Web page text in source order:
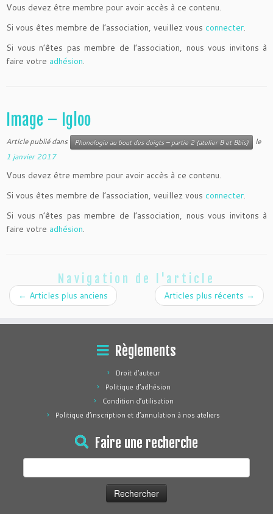
Vous devez être membre pour avoir accès à ce contenu.
Si vous êtes membre de l’association, veuillez vous connecter.
Si vous n’êtes pas membre de l’association, nous vous invitons à
faire votre adhésion.
Image – Igloo
Article publié dans Phonologie au bout des doigts – partie 2 (atelier B et Bbis)
le
1 janvier 2017
Vous devez être membre pour avoir accès à ce contenu.
Si vous êtes membre de l’association, veuillez vous connecter.
Si vous n’êtes pas membre de l’association, nous vous invitons à
faire votre adhésion.
Navigation de l'article
← Articles plus anciens Articles plus récents →
Règlements
Droit d’auteur
Politique d’adhésion
Condition d’utilisation
Politique d’inscription et d’annulation à nos ateliers
Faire une recherche